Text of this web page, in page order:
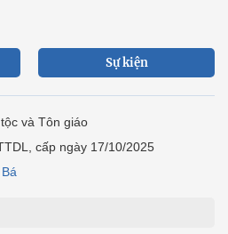
Sự kiện
và Tôn giáo
cấp ngày 17/10/2025